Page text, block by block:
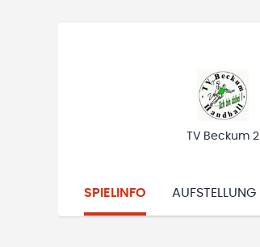
TV Beckum 2
SPIELINFO AUFSTELLUNG